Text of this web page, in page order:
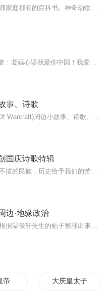
事、诗歌
国庆诗歌特辑
边·地缘政治
帝 大庆皇太子